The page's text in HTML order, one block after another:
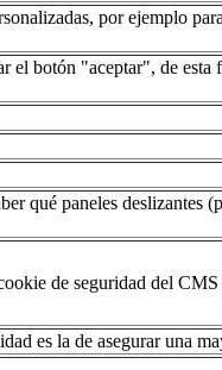
por ejemplo
botón "aceptar", de
qué paneles
de seguridad del
es la de asegurar una